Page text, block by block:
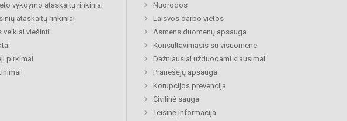
vykdymo ataskaitų rinkiniai
ataskaitų rinkiniai
veiklai viešinti
pirkimai
Nuorodos
Laisvos darbo vietos
Asmens duomenų apsauga
Konsultavimasis su visuomene
Dažniausiai užduodami klausimai
Pranešėjų apsauga
Korupcijos prevencija
Civilinė sauga
Teisinė informacija